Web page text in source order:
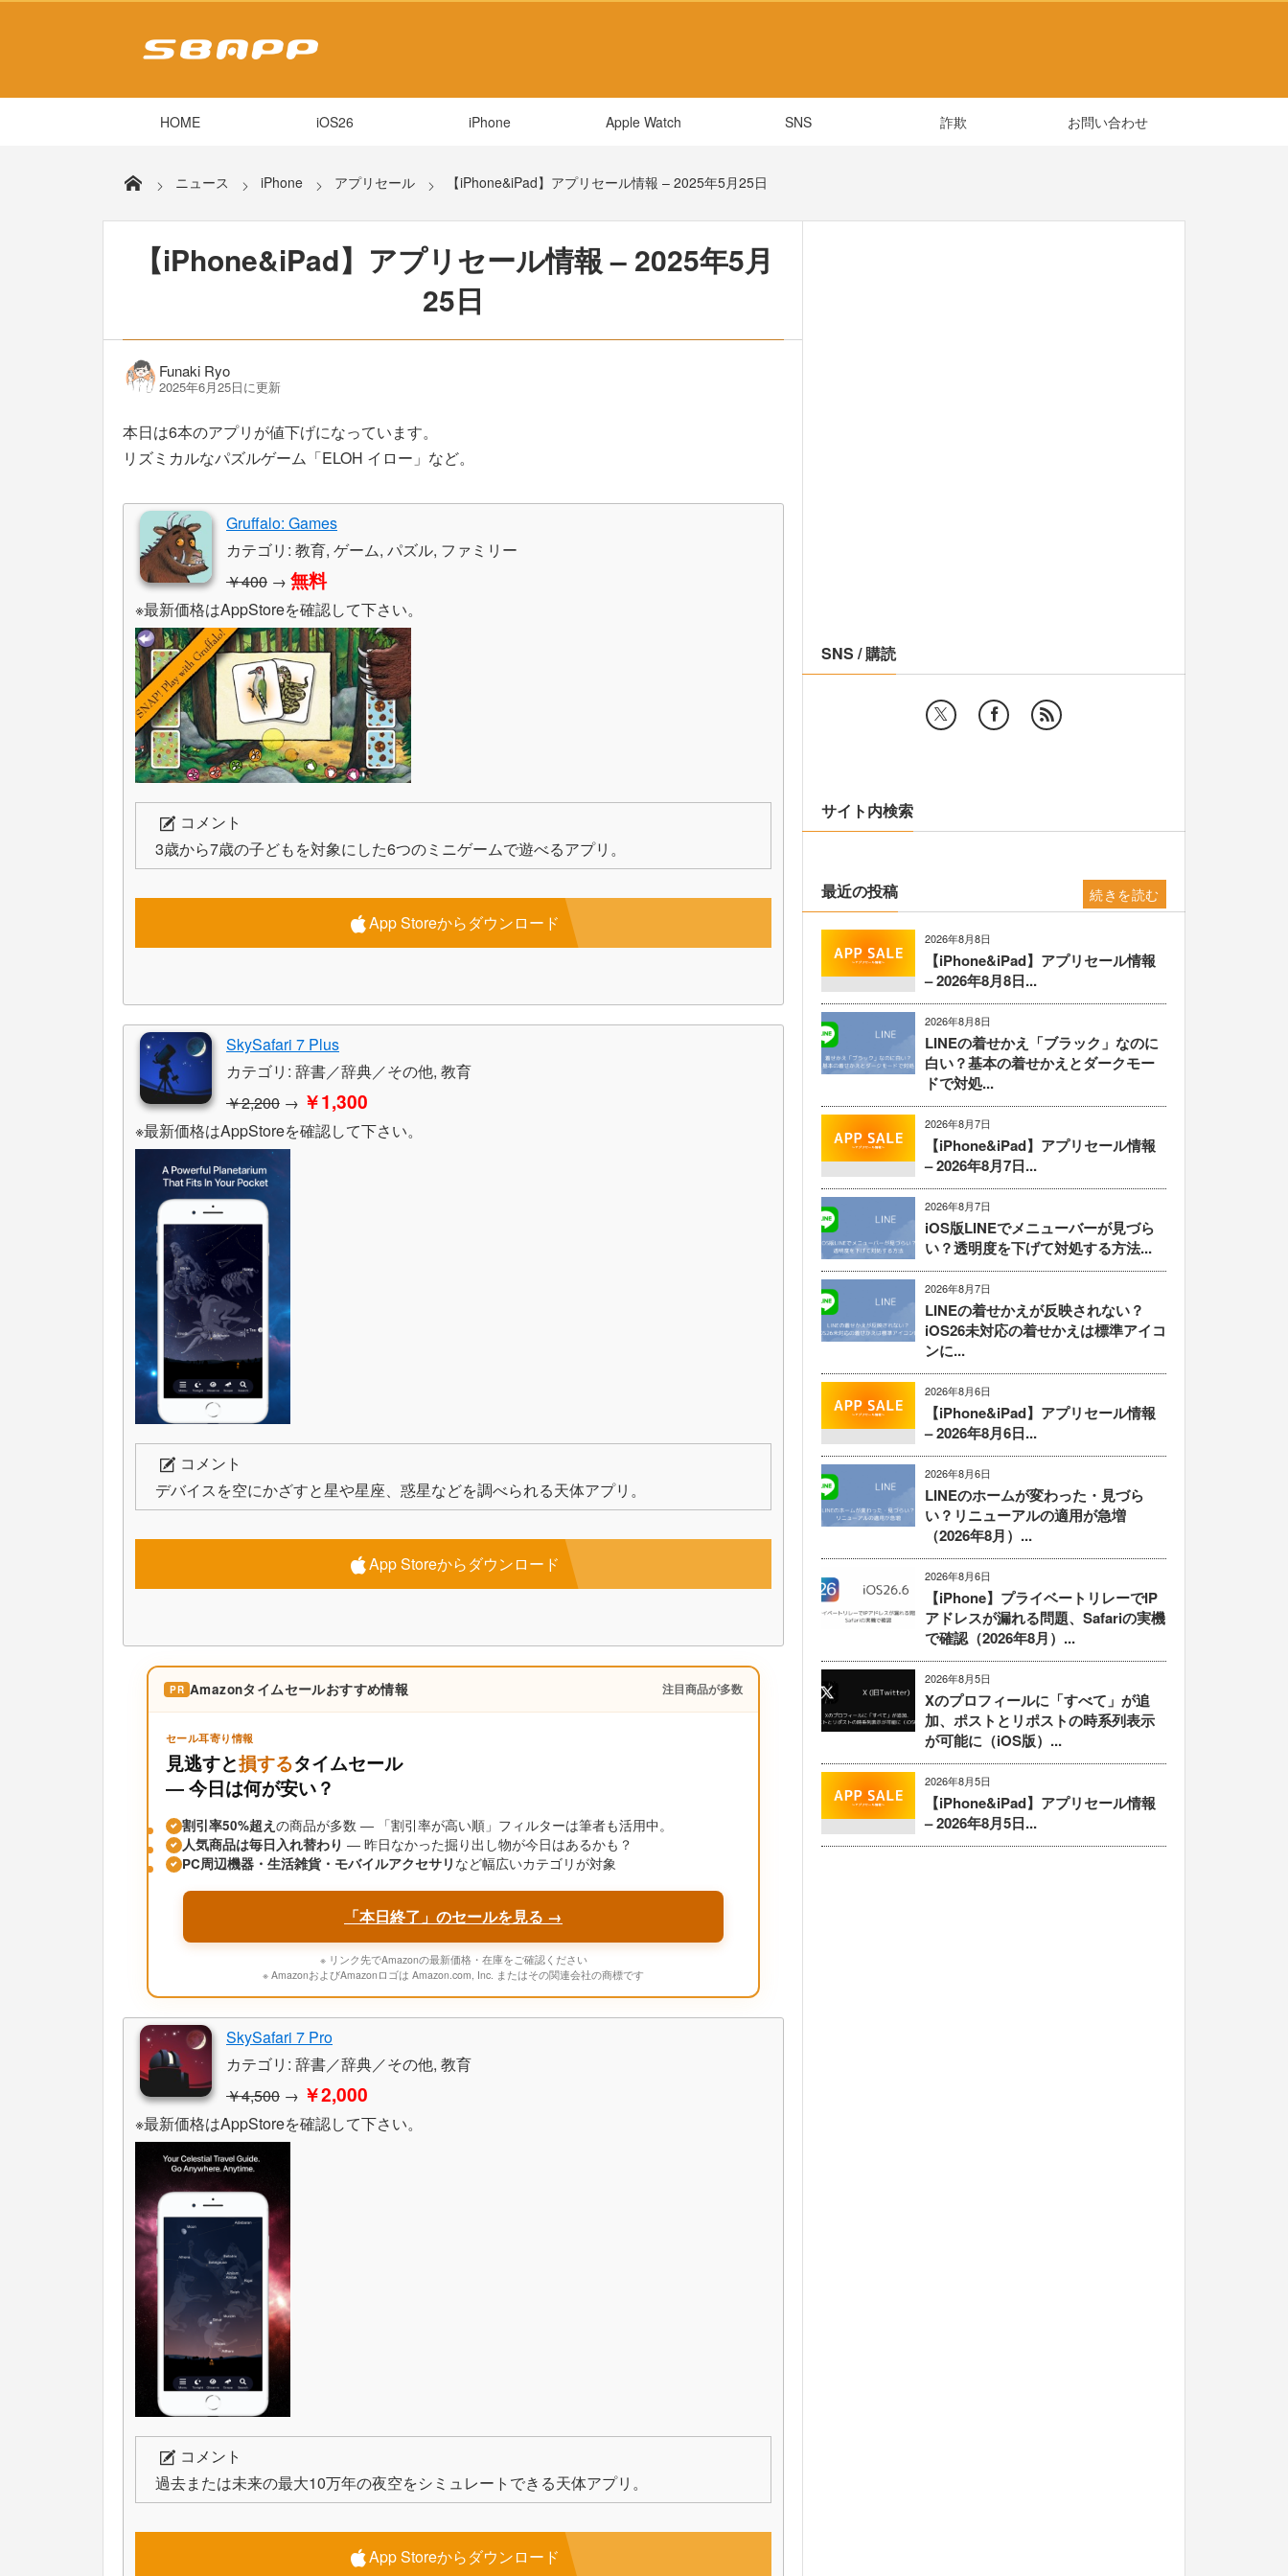
HOME iOS26 iPhone Apple Watch SNS 詐欺 お問い合わせ
ニュース iPhone アプリセール 【iPhone&iPad】アプリセール情報 – 2025年5月25日
【iPhone&iPad】アプリセール情報 – 2025年5月
25日
Funaki Ryo
2025年6月25日に更新
本日は6本のアプリが値下げになっています。
リズミカルなパズルゲーム「ELOH イロー」など。
Gruffalo: Games
カテゴリ: 教育, ゲーム, パズル, ファミリー
￥400 → 無料
※最新価格はAppStoreを確認して下さい。
コメント
3歳から7歳の子どもを対象にした6つのミニゲームで遊べるアプリ。
App Storeからダウンロード
SkySafari 7 Plus
カテゴリ: 辞書／辞典／その他, 教育
￥2,200 → ￥1,300
※最新価格はAppStoreを確認して下さい。
コメント
デバイスを空にかざすと星や星座、惑星などを調べられる天体アプリ。
App Storeからダウンロード
PR Amazonタイムセールおすすめ情報 注目商品が多数
セール耳寄り情報
見逃すと損するタイムセール
― 今日は何が安い？
割引率50%超え の商品が多数 ― 「割引率が高い順」フィルターは筆者も活用中。
人気商品は毎日入れ替わり ― 昨日なかった掘り出し物が今日はあるかも？
PC周辺機器・生活雑貨・モバイルアクセサリ など幅広いカテゴリが対象
「本日終了」のセールを見る →
※ リンク先でAmazonの最新価格・在庫をご確認ください
※ AmazonおよびAmazonロゴは Amazon.com, Inc. またはその関連会社の商標です
SkySafari 7 Pro
カテゴリ: 辞書／辞典／その他, 教育
￥4,500 → ￥2,000
※最新価格はAppStoreを確認して下さい。
コメント
過去または未来の最大10万年の夜空をシミュレートできる天体アプリ。
App Storeからダウンロード
SNS / 購読
サイト内検索
最近の投稿
2026年8月8日
【iPhone&iPad】アプリセール情報
– 2026年8月8日...
2026年8月8日
LINEの着せかえ「ブラック」なのに
白い？基本の着せかえとダークモー
ドで対処...
2026年8月7日
【iPhone&iPad】アプリセール情報
– 2026年8月7日...
2026年8月7日
iOS版LINEでメニューバーが見づら
い？透明度を下げて対処する方法...
2026年8月7日
LINEの着せかえが反映されない？
iOS26未対応の着せかえは標準アイコ
ンに...
2026年8月6日
【iPhone&iPad】アプリセール情報
– 2026年8月6日...
2026年8月6日
LINEのホームが変わった・見づら
い？リニューアルの適用が急増
（2026年8月）...
2026年8月6日
【iPhone】プライベートリレーでIP
アドレスが漏れる問題、Safariの実機
で確認（2026年8月）...
2026年8月5日
Xのプロフィールに「すべて」が追
加、ポストとリポストの時系列表示
が可能に（iOS版）...
2026年8月5日
【iPhone&iPad】アプリセール情報
– 2026年8月5日...
続きを読む